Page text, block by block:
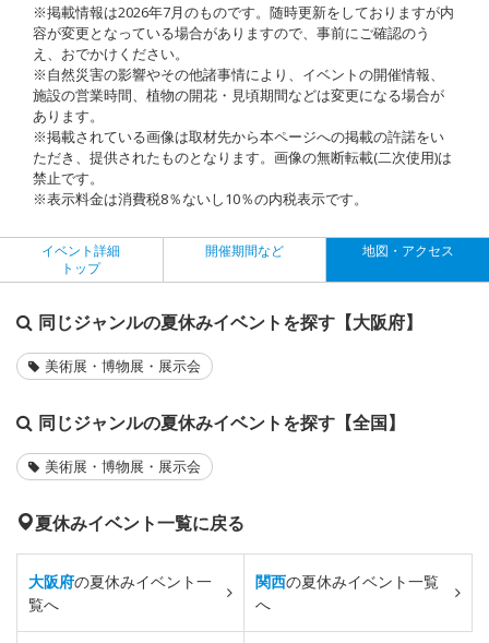
※掲載情報は2026年7月のものです。随時更新をしておりますが内
容が変更となっている場合がありますので、事前にご確認のう
え、おでかけください。
※自然災害の影響やその他諸事情により、イベントの開催情報、
施設の営業時間、植物の開花・見頃期間などは変更になる場合が
あります。
※掲載されている画像は取材先から本ページへの掲載の許諾をい
ただき、提供されたものとなります。画像の無断転載(二次使用)は
禁止です。
※表示料金は消費税8％ないし10％の内税表示です。
イベント詳細
トップ
開催期間など 地図・アクセス
同じジャンルの夏休みイベントを探す【大阪府】
美術展・博物展・展示会
同じジャンルの夏休みイベントを探す【全国】
美術展・博物展・展示会
夏休みイベント一覧に戻る
大阪府の夏休みイベント一
覧へ
関西の夏休みイベント一覧
へ